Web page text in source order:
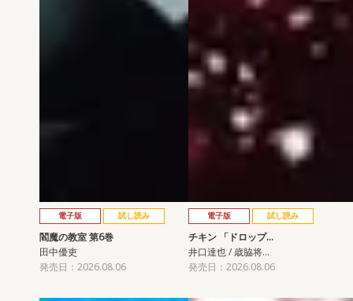
電子版 試し読み
閻魔の教室 第6巻
田中優吏
発売日：2026.08.06
電子版 試し読み
チキン 「ドロップ…
井口達也 / 歳脇将…
発売日：2026.08.06